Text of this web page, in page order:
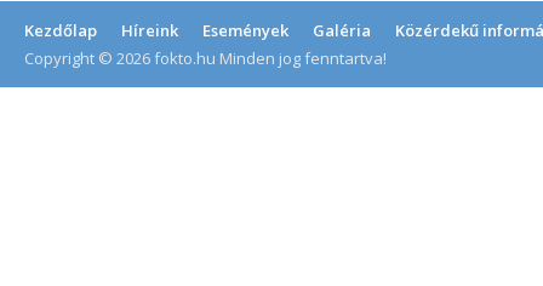
Kezdőlap Híreink Események Galéria
Közérdekű
Copyright © 2026 fokto.hu Minden jog fenntartva!